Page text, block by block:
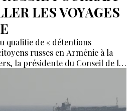
LES VOYAGES
qualifie de « détentions
russes en Arménie à la
la présidente du Conseil de la
aux voyages en Arménie.